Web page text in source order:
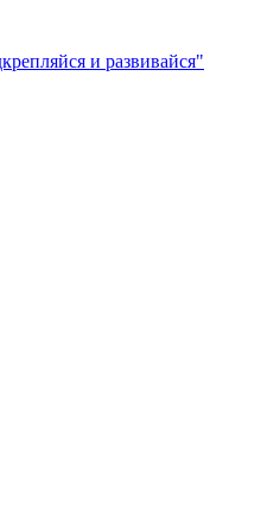
и развивайся"